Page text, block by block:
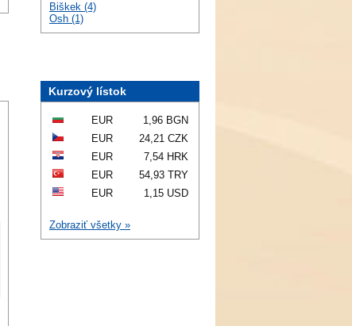
Biškek (4)
Osh (1)
Kurzový lístok
EUR
1,96 BGN
EUR
24,21 CZK
EUR
7,54 HRK
EUR
54,93 TRY
EUR
1,15 USD
Zobraziť všetky »